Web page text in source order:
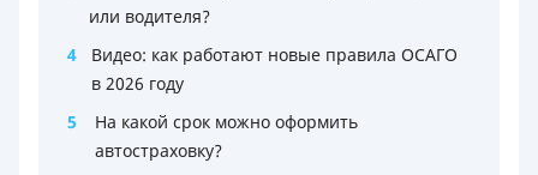
или водителя?
4
Видео: как работают новые правила ОСАГО
в 2026 году
5
На какой срок можно оформить
автостраховку?